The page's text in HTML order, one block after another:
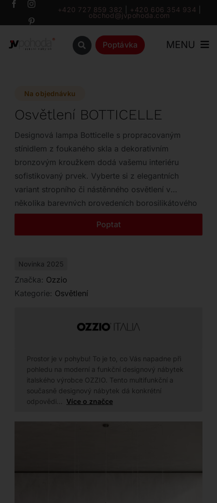
Přeskočit
+420 727 859 382 +420 606 354 934
obchod@jvpohoda.com
Poptávka MENU
Katalog
Značky
Outlet
Kontakt
Na objednávku
Osvětlení BOTTICELLE
Designová lampa Botticelle s propracovaným
stínidlem z foukaného skla a dekorativním
bronzovým kroužkem dodá vašemu interiéru
sofistikovaný prvek. Vyberte si z elegantních
variant stropního či nástěnného osvětlení v
několika barevných provedeních borosilikátového
skla. Tento stylový doplněk zaujme svým
precizním zpracováním a smyslem pro každý
Poptat
Novinka 2025
Značka: Ozzio
Kategorie: Osvětlení
Prostor je v pohybu! To je to, co Vás napadne při
pohledu na moderní a funkční designový nábytek
italského výrobce OZZIO. Tento multifunkční a
současně designový nábytek dá konkrétní
odpovědi… Více o značce